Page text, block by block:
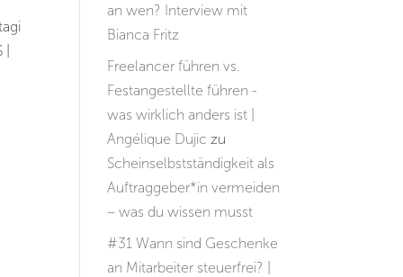
an wen? Interview mit
Bianca Fritz
Freelancer führen vs.
Festangestellte führen -
was wirklich anders ist |
Angélique Dujic zu
Scheinselbstständigkeit als
Auftraggeber*in vermeiden
– was du wissen musst
#31 Wann sind Geschenke
an Mitarbeiter steuerfrei? |